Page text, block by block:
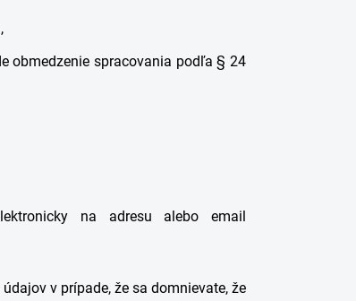
obmedzenie spracovania podľa § 24
na adresu alebo email
v prípade, že sa domnievate, že